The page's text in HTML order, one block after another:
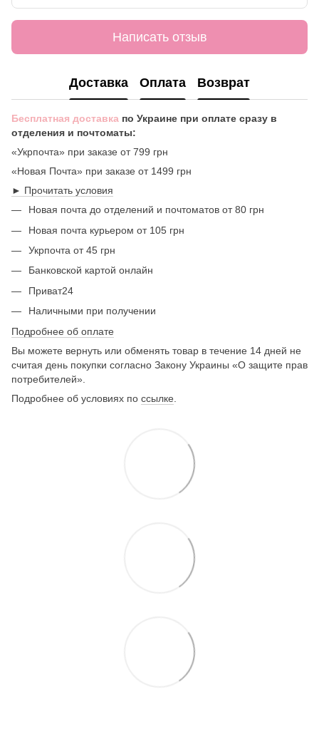
Написать отзыв
Доставка Оплата Возврат
Бесплатная доставка по Украине при оплате сразу в
отделения и почтоматы:
«Укрпочта» при заказе от 799 грн
«Новая Почта» при заказе от 1499 грн
► Прочитать условия
Новая почта до отделений и почтоматов от 80 грн
Новая почта курьером от 105 грн
Укрпочта от 45 грн
Банковской картой онлайн
Приват24
Наличными при получении
Подробнее об оплате
Вы можете вернуть или обменять товар в течение 14 дней не
считая день покупки согласно Закону Украины «О защите прав
потребителей».
Подробнее об условиях по ссылке